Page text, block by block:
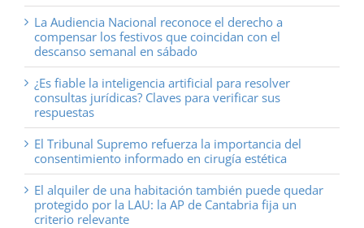
La Audiencia Nacional reconoce el derecho a
compensar los festivos que coincidan con el
descanso semanal en sábado
¿Es fiable la inteligencia artificial para resolver
consultas jurídicas? Claves para verificar sus
respuestas
El Tribunal Supremo refuerza la importancia del
consentimiento informado en cirugía estética
El alquiler de una habitación también puede quedar
protegido por la LAU: la AP de Cantabria fija un
criterio relevante